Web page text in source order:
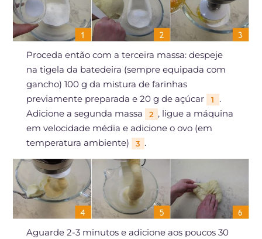
Proceda então com a terceira massa: despeje
na tigela da batedeira (sempre equipada com
gancho) 100 g da mistura de farinhas
previamente preparada e 20 g de açúcar
1
.
Adicione a segunda massa
2 , ligue a máquina
em velocidade média e adicione o ovo (em
temperatura ambiente)
3 .
Aguarde 2-3 minutos e adicione aos poucos 30